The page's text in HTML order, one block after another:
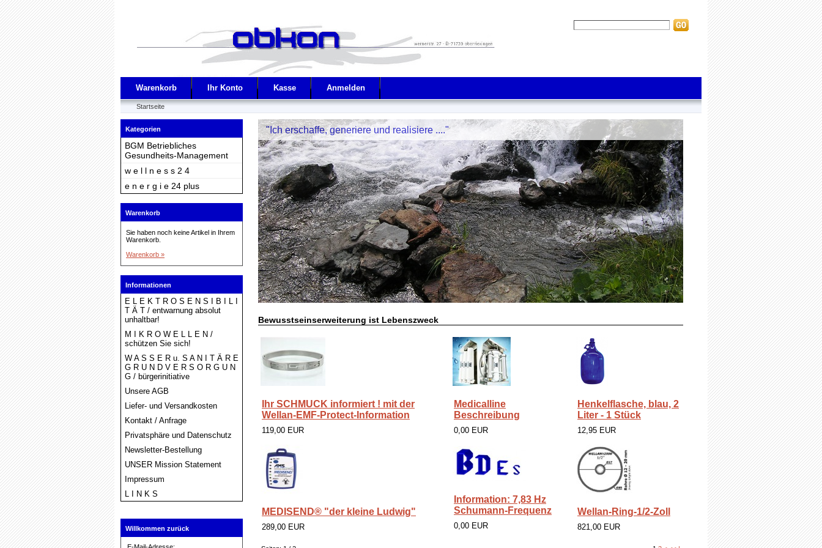
Warenkorb Ihr Konto Kasse Anmelden
Startseite
Kategorien
BGM Betriebliches
Gesundheits-Management
w e l l n e s s 2 4
e n e r g i e 24 plus
Warenkorb
Sie haben noch keine Artikel in Ihrem
Warenkorb.
Warenkorb »
Informationen
E L E K T R O S E N S I B I L I
T Ä T / entwarnung absolut
unhaltbar!
M I K R O W E L L E N /
schützen Sie sich!
W A S S E R u. S A N I T Ä R E
G R U N D V E R S O R G U N
G / bürgerinitiative
Unsere AGB
Liefer- und Versandkosten
Kontakt / Anfrage
Privatsphäre und Datenschutz
Newsletter-Bestellung
UNSER Mission Statement
Impressum
L I N K S
Willkommen zurück
"Ich erschaffe, generiere und realisiere ...."
Bewusstseinserweiterung ist Lebenszweck
Ihr SCHMUCK informiert ! mit der
Wellan-EMF-Protect-Information
119,00 EUR
Medicalline
Beschreibung
0,00 EUR
Henkelflasche, blau, 2
Liter - 1 Stück
12,95 EUR
MEDISEND® "der kleine Ludwig"
289,00 EUR
Information: 7,83 Hz
Schumann-Frequenz
0,00 EUR
Wellan-Ring-1/2-Zoll
821,00 EUR